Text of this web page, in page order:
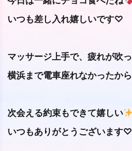
いつも差し入れ嬉しいです♡
マッサージ上手で、疲れが吹
横浜まで電車座れなかったか
次会える約束もできて嬉しい
いつもありがとうございます♡